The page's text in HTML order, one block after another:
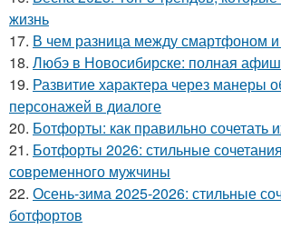
жизнь
17. В чем разница между смартфоном
18. Любэ в Новосибирске: полная
19. Развитие характера через манеры
персонажей в диалоге
20. Ботфорты: как правильно сочетать
21. Ботфорты 2026: стильные
современного мужчины
22. Осень-зима 2025-2026: стильные
ботфортов